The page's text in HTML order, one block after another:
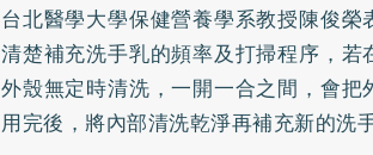
台北醫學大學保健營養學系教授陳俊
清楚補充洗手乳的頻率及打掃程序，
外殼無定時清洗，一開一合之間，會
用完後，將內部清洗乾淨再補充新的洗